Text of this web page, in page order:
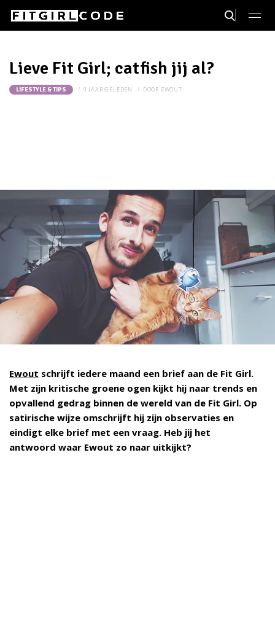
Lieve Fit Girl; catfish jij al?
LIFESTYLE & TIPS 9 JAAR GELEDEN DOOR EWOUT
Ewout schrijft iedere maand een brief aan de Fit Girl.
Met zijn kritische groene ogen kijkt hij naar trends en
opvallend gedrag binnen de wereld van de Fit Girl. Op
satirische wijze omschrijft hij zijn observaties en
eindigt elke brief met een vraag. Heb jij het
antwoord waar Ewout zo naar uitkijkt?